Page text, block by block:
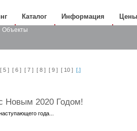
Каталог Информация Цены
Объекты
[ 5 ] [ 6 ] [ 7 ] [ 8 ] [ 9 ] [ 10 ] [.]
Новым 2020 Годом!
года...